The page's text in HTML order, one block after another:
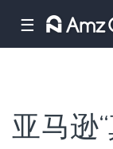
☰
亚马逊